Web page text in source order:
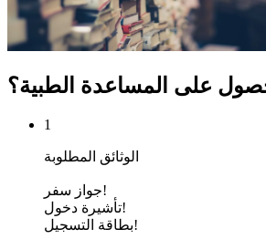
على المساعدة الطبية؟
1
الوثائق المطلوبة
جواز سفر!
تأشيرة دخول!
بطاقة التسجيل!